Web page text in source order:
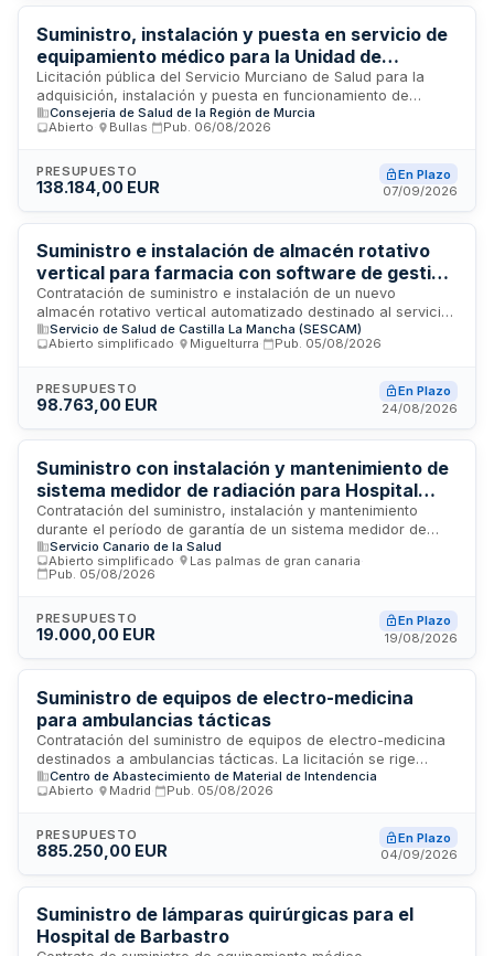
ejecutar los servicios de transporte, entrega, instalación y
servicio postventa, pudiendo subcontratar solo previa
comunicación y aceptación del hospital.
Suministro, instalación y puesta en servicio de
equipamiento médico para la Unidad de
Cuidados Intensivos del Hospital Comarcal del
Noroeste
Licitación pública del Servicio Murciano de Salud para la
adquisición, instalación y puesta en funcionamiento de
equipamiento especializado destinado a la Unidad de
Cuidados Intensivos del Hospital Comarcal del Noroeste de
cabeceros de UCI y dieciséis carros secos, elementos
esenciales para la atención de pacientes críticos. La
su instalación técnica y la puesta en servicio dentro de las
instalaciones hospitalarias.
Consejería de Salud de la Región de Murcia
Abierto
Bullas Pub. 06/08/2026
PRESUPUESTO
138.184,00 EUR
En Plazo
07/09/2026
Suministro e instalación de almacén rotativo
vertical para farmacia con software de gestión
en el Hospital de Tomelloso
Contratación de suministro e instalación de un nuevo
almacén rotativo vertical automatizado destinado al servicio
de farmacia del Hospital de Tomelloso, incluyendo el
software de gestión del sistema. El contrato comprende
existente. Se trata de un contrato administrativo de suministro
tramitado mediante procedimiento abierto simplificado
Servicio de Salud de Castilla La Mancha (SESCAM)
Abierto simplificado
Miguelturra Pub. 05/08/2026
PRESUPUESTO
98.763,00 EUR
En Plazo
24/08/2026
Suministro con instalación y mantenimiento de
sistema medidor de radiación para Hospital
Universitario de Gran Canaria Dr. Negrín
Contratación del suministro, instalación y mantenimiento
durante el período de garantía de un sistema medidor de
radiación destinado a la Dirección Gerencia del Hospital
Universitario de Gran Canaria Dr. Negrín. El contrato incluye la
entrega del equipo en el almacén general del hospital, su
mantenimiento durante la garantía. La ejecución debe
completarse en un plazo máximo de tres meses desde la
Servicio Canario de la Salud
Abierto simplificado
Las palmas de gran canaria
Pub. 05/08/2026
PRESUPUESTO
19.000,00 EUR
En Plazo
19/08/2026
Suministro de equipos de electro-medicina
para ambulancias tácticas
Contratación del suministro de equipos de electro-medicina
destinados a ambulancias tácticas. La licitación se rige
conforme a la Ley de Contratos del Sector Público y está
sujeta a los requisitos de capacidad, solvencia económica,
suministro cumplen con las características técnicas
establecidas en el pliego de prescripciones técnicas
criterios establecidos en la documentación de la
convocatoria.
Centro de Abastecimiento de Material de Intendencia
Abierto
Madrid Pub. 05/08/2026
PRESUPUESTO
885.250,00 EUR
En Plazo
04/09/2026
Suministro de lámparas quirúrgicas para el
Hospital de Barbastro